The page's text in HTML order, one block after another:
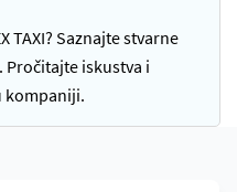
TAXI? Saznajte stvarne
Pročitajte iskustva i
kompaniji.